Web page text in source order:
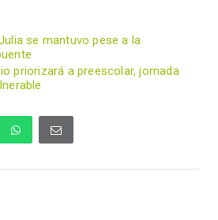
se mantuvo pese a la
priorizará a preescolar, jornada